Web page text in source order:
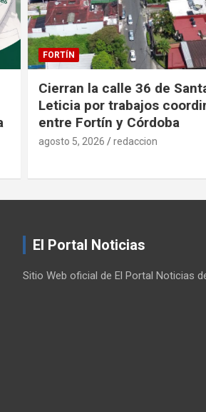
FORTÍN
Cierran la calle 36 de Santa
Leticia por trabajos
entre Fortín y Córdoba
agosto 5, 2026 redaccion
El Portal Noticias
Sitio Web oficial de El Portal Noticias